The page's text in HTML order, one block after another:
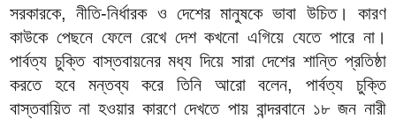
সরকারকে, নীতি-নির্ধারক ও দেশের মানুষকে ভাবা উচিত। কারণ
কাউকে পেছনে ফেলে রেখে দেশ কখনো এগিয়ে যেতে পারে না।
পার্বত্য চুক্তি বাস্তবায়নের মধ্য দিয়ে সারা দেশের শান্তি প্রতিষ্ঠা
করতে হবে মন্তব্য করে তিনি আরো বলেন, পার্বত্য চুক্তি
বাস্তবায়িত না হওয়ার কারণে দেখতে পায় বান্দরবানে ১৮ জন নারী